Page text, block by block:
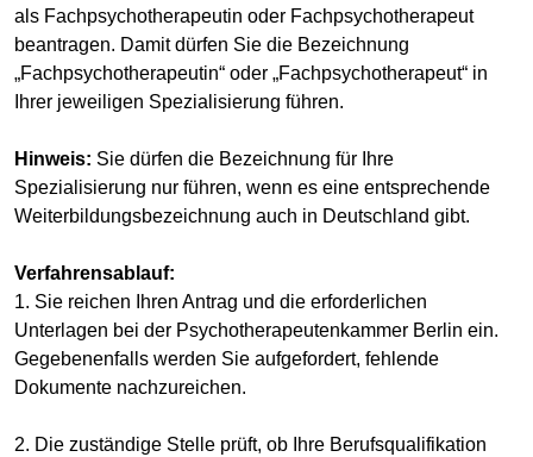
als Fachpsychotherapeutin oder Fachpsychotherapeut
beantragen. Damit dürfen Sie die Bezeichnung
„Fachpsychotherapeutin“ oder „Fachpsychotherapeut“ in
Ihrer jeweiligen Spezialisierung führen.
Hinweis: Sie dürfen die Bezeichnung für Ihre
Spezialisierung nur führen, wenn es eine entsprechende
Weiterbildungsbezeichnung auch in Deutschland gibt.
Verfahrensablauf:
1. Sie reichen Ihren Antrag und die erforderlichen
Unterlagen bei der Psychotherapeutenkammer Berlin ein.
Gegebenenfalls werden Sie aufgefordert, fehlende
Dokumente nachzureichen.
2. Die zuständige Stelle prüft, ob Ihre Berufsqualifikation